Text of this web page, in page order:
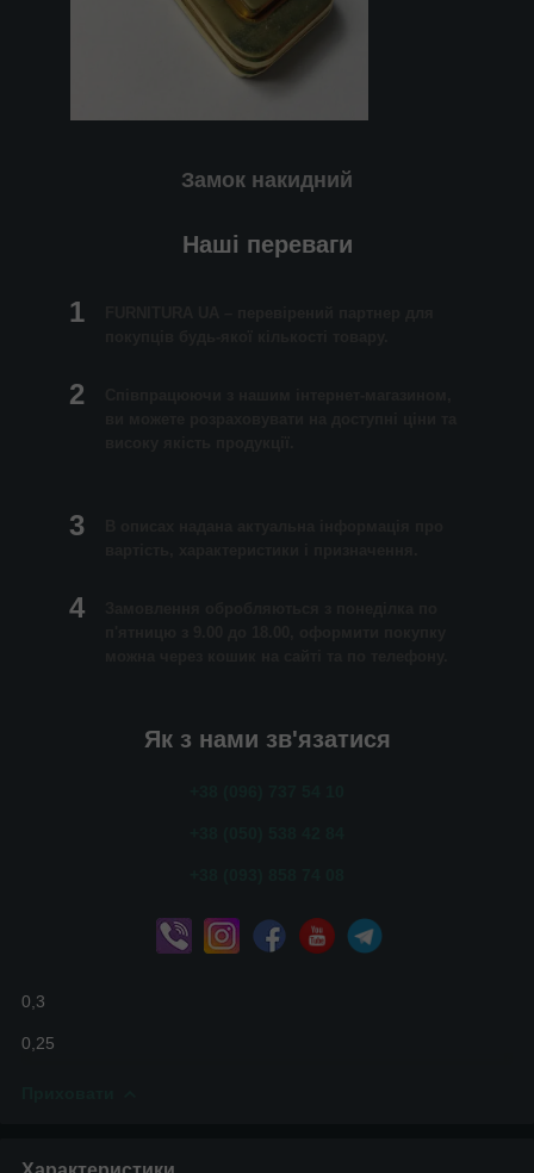
Замок накидний
Наші переваги
1
2
3
4
Як з нами зв'язатися
0,3
0,25